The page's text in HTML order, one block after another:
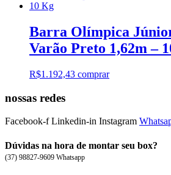
Barra Olímpica
Varão Preto 1,62m –
R$1.192,43 comprar
nossas redes
Facebook-f Linkedin-in Instagram
Dúvidas na hora de montar seu box?
(37) 98827-9609 Whatsapp